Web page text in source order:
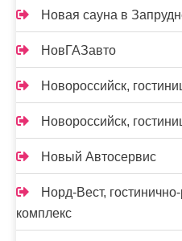
Новая сауна в
НовГАЗавто
Новороссийск,
Новороссийск,
Новый Автосервис
Норд-Вест,
комплекс